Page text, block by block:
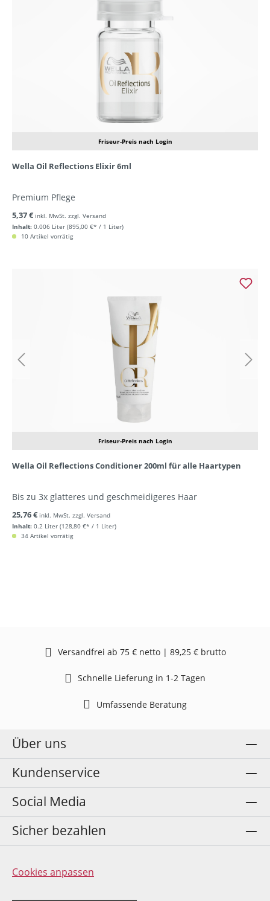
Friseur-Preis nach Login
Wella Oil Reflections Elixir 6ml
Premium Pflege
Inhalt: 0.006 Liter (895,00 €* / 1 Liter)
5,37 € inkl. MwSt. zzgl. Versand
10 Artikel vorrätig
Friseur-Preis nach Login
Wella Oil Reflections Conditioner 200ml für alle Haartypen
Bis zu 3x glatteres und geschmeidigeres Haar
Inhalt: 0.2 Liter (128,80 €* / 1 Liter)
25,76 € inkl. MwSt. zzgl. Versand
34 Artikel vorrätig
Versandfrei ab 75 € netto | 89,25 € brutto
Schnelle Lieferung in 1-2 Tagen
Umfassende Beratung
Über uns
Kundenservice
Social Media
Sicher bezahlen
Cookies anpassen